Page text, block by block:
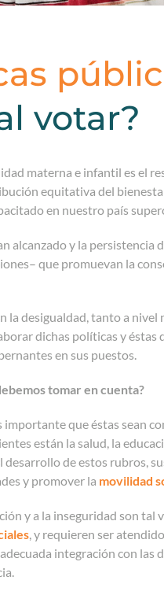
votar?
materna e infantil es el
equitativa del
en nuestro país
alcanzado y la
que promuevan la
la desigualdad, tanto a
dichas políticas y
en sus puestos.
tomar en cuenta?
que éstas sean
están la salud, la
desarrollo de estos rubros,
y promover la movilidad
y a la inseguridad son tal
, y requieren ser
integración con las